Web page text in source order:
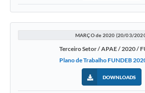
Terceiro Setor
MARÇO de 2020 (20/03/
Terceiro Setor / APAE / 2020 /
Plano de Trabalho FUNDEB
DOWNLOADS